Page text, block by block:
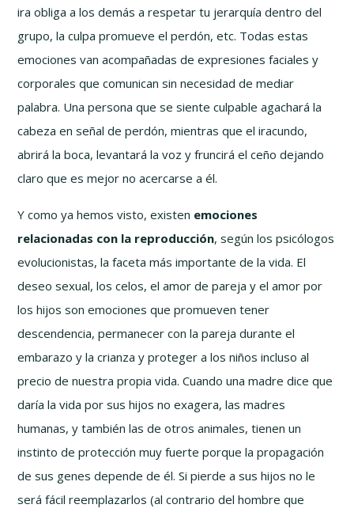
ira obliga a los demás a respetar tu jerarquía dentro del
grupo, la culpa promueve el perdón, etc. Todas estas
emociones van acompañadas de expresiones faciales y
corporales que comunican sin necesidad de mediar
palabra. Una persona que se siente culpable agachará la
cabeza en señal de perdón, mientras que el iracundo,
abrirá la boca, levantará la voz y fruncirá el ceño dejando
claro que es mejor no acercarse a él.
Y como ya hemos visto, existen emociones
relacionadas con la reproducción, según los psicólogos
evolucionistas, la faceta más importante de la vida. El
deseo sexual, los celos, el amor de pareja y el amor por
los hijos son emociones que promueven tener
descendencia, permanecer con la pareja durante el
embarazo y la crianza y proteger a los niños incluso al
precio de nuestra propia vida. Cuando una madre dice que
daría la vida por sus hijos no exagera, las madres
humanas, y también las de otros animales, tienen un
instinto de protección muy fuerte porque la propagación
de sus genes depende de él. Si pierde a sus hijos no le
será fácil reemplazarlos (al contrario del hombre que